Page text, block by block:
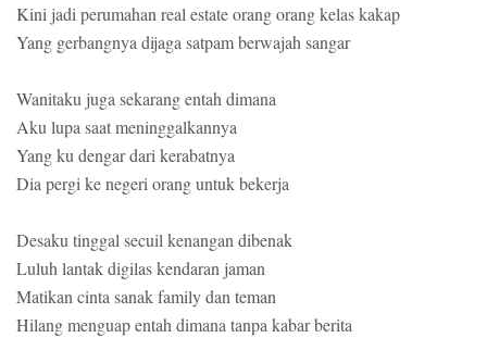
Kini jadi perumahan real estate orang orang kelas kakap
Yang gerbangnya dijaga satpam berwajah sangar
Wanitaku juga sekarang entah dimana
Aku lupa saat meninggalkannya
Yang ku dengar dari kerabatnya
Dia pergi ke negeri orang untuk bekerja
Desaku tinggal secuil kenangan dibenak
Luluh lantak digilas kendaran jaman
Matikan cinta sanak family dan teman
Hilang menguap entah dimana tanpa kabar berita